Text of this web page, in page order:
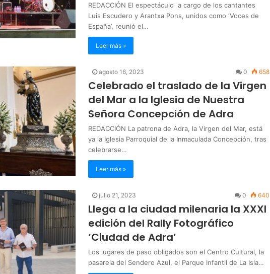
REDACCIÓN El espectáculo a cargo de los cantantes
Luis Escudero y Arantxa Pons, unidos como ‘Voces de
España’, reunió el…
Leer más »
agosto 16, 2023 0 658
Celebrado el traslado de la Virgen
del Mar a la Iglesia de Nuestra
Señora Concepción de Adra
REDACCIÓN La patrona de Adra, la Virgen del Mar, está
ya la Iglesia Parroquial de la Inmaculada Concepción, tras
celebrarse…
Leer más »
julio 21, 2023 0 640
Llega a la ciudad milenaria la XXXI
edición del Rally Fotográfico
‘Ciudad de Adra’
Los lugares de paso obligados son el Centro Cultural, la
pasarela del Sendero Azul, el Parque Infantil de La Isla…